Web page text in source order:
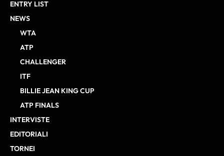
ENTRY LIST
NEWS
WTA
ATP
CHALLENGER
ITF
BILLIE JEAN KING CUP
ATP FINALS
INTERVISTE
EDITORIALI
TORNEI